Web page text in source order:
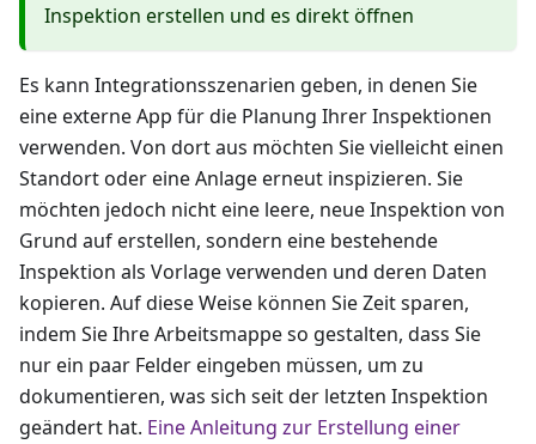
Inspektion erstellen und es direkt öffnen
Es kann Integrationsszenarien geben, in denen Sie
eine externe App für die Planung Ihrer Inspektionen
verwenden. Von dort aus möchten Sie vielleicht einen
Standort oder eine Anlage erneut inspizieren. Sie
möchten jedoch nicht eine leere, neue Inspektion von
Grund auf erstellen, sondern eine bestehende
Inspektion als Vorlage verwenden und deren Daten
kopieren. Auf diese Weise können Sie Zeit sparen,
indem Sie Ihre Arbeitsmappe so gestalten, dass Sie
nur ein paar Felder eingeben müssen, um zu
dokumentieren, was sich seit der letzten Inspektion
geändert hat. Eine Anleitung zur Erstellung einer